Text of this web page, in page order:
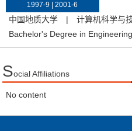
1997-9 | 2001-6
中国地质大学 | 计算机科学与
Bachelor's Degree in Engineering
Social Affiliations
No content